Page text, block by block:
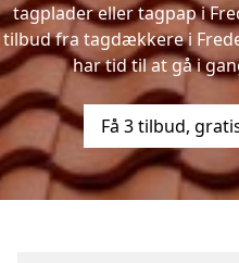
tagplader eller tagpap i
tilbud fra tagdækkere i
har tid til at gå i
Få 3 tilbud,